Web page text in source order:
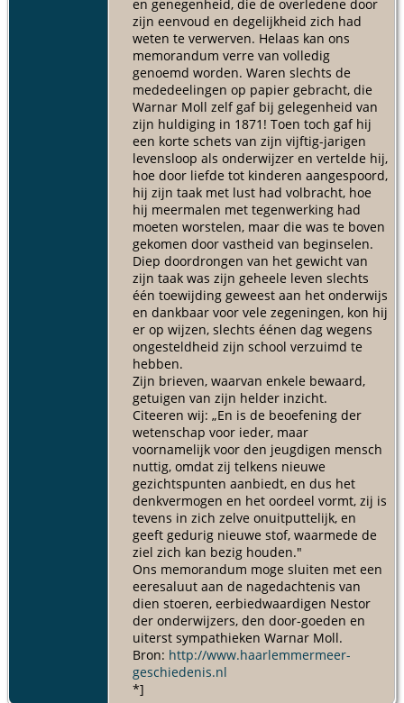
en genegenheid, die de overledene door
zijn eenvoud en degelijkheid zich had
weten te verwerven. Helaas kan ons
memorandum verre van volledig
genoemd worden. Waren slechts de
mededeelingen op papier gebracht, die
Warnar Moll zelf gaf bij gelegenheid van
zijn huldiging in 1871! Toen toch gaf hij
een korte schets van zijn vijftig-jarigen
levensloop als onderwijzer en vertelde hij,
hoe door liefde tot kinderen aangespoord,
hij zijn taak met lust had volbracht, hoe
hij meermalen met tegenwerking had
moeten worstelen, maar die was te boven
gekomen door vastheid van beginselen.
Diep doordrongen van het gewicht van
zijn taak was zijn geheele leven slechts
één toewijding geweest aan het onderwijs
en dankbaar voor vele zegeningen, kon hij
er op wijzen, slechts éénen dag wegens
ongesteldheid zijn school verzuimd te
hebben.
Zijn brieven, waarvan enkele bewaard,
getuigen van zijn helder inzicht.
Citeeren wij: „En is de beoefening der
wetenschap voor ieder, maar
voornamelijk voor den jeugdigen mensch
nuttig, omdat zij telkens nieuwe
gezichtspunten aanbiedt, en dus het
denkvermogen en het oordeel vormt, zij is
tevens in zich zelve onuitputtelijk, en
geeft gedurig nieuwe stof, waarmede de
ziel zich kan bezig houden."
Ons memorandum moge sluiten met een
eeresaluut aan de nagedachtenis van
dien stoeren, eerbiedwaardigen Nestor
der onderwijzers, den door-goeden en
uiterst sympathieken Warnar Moll.
Bron: http://www.haarlemmermeer-
geschiedenis.nl
*]